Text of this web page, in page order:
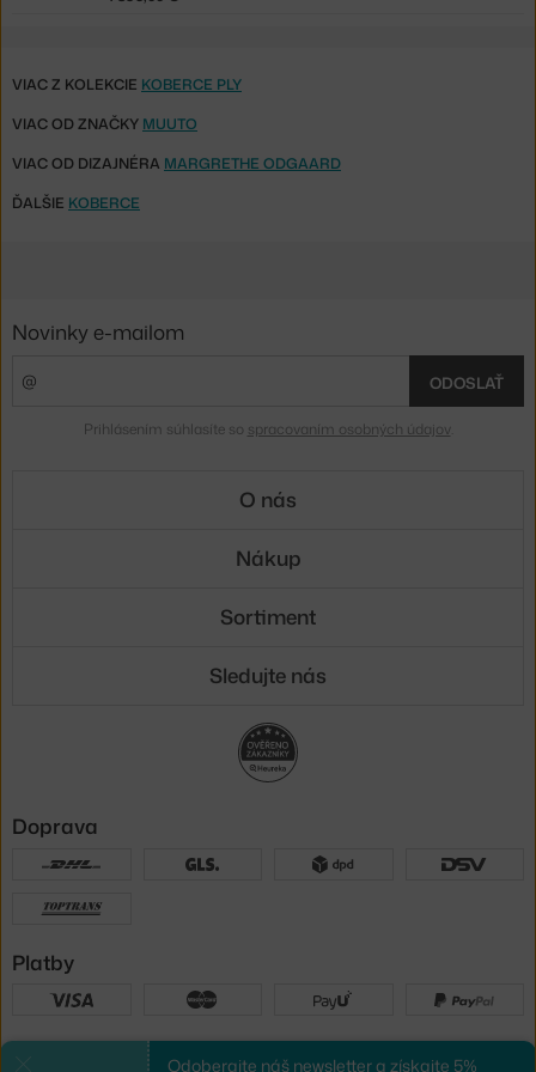
VIAC Z KOLEKCIE KOBERCE PLY
VIAC OD ZNAČKY MUUTO
VIAC OD DIZAJNÉRA MARGRETHE ODGAARD
ĎALŠIE KOBERCE
Odoberajte náš newsletter a získajte 5%
Novinky e-mailom
ODOSLAŤ
Prihlásením súhlasíte so spracovaním osobných údajov.
O nás
Nákup
Sortiment
Sledujte nás
Doprava
Platby
Sme tu pre vás